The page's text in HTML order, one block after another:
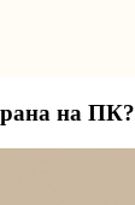
на ПК?